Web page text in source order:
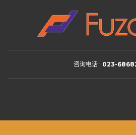
HOW TO SHOP
Login or create new account.
2 Review your order.
FREEshipment
If you still have problems, please let us
SHOWROOM HOURS
咨询电话 : 023-